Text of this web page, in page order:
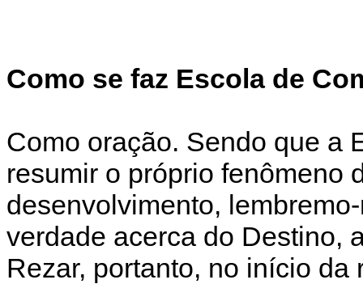
Como se faz Escola de
Como oração. Sendo que a
resumir o próprio fenômeno
desenvolvimento,
verdade acerca do Destino,
Rezar, portanto, no início da